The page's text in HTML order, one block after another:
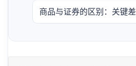
商品与证券的区别：关键